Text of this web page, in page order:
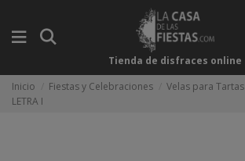
Tienda de disfraces online
Inicio Fiestas y Celebraciones Velas para Tartas
LETRA I